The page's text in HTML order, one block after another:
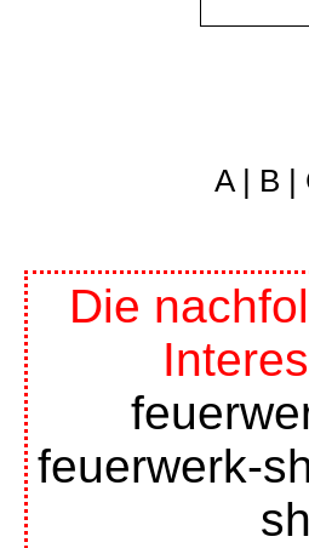
A| B
Die
feuerwerk-